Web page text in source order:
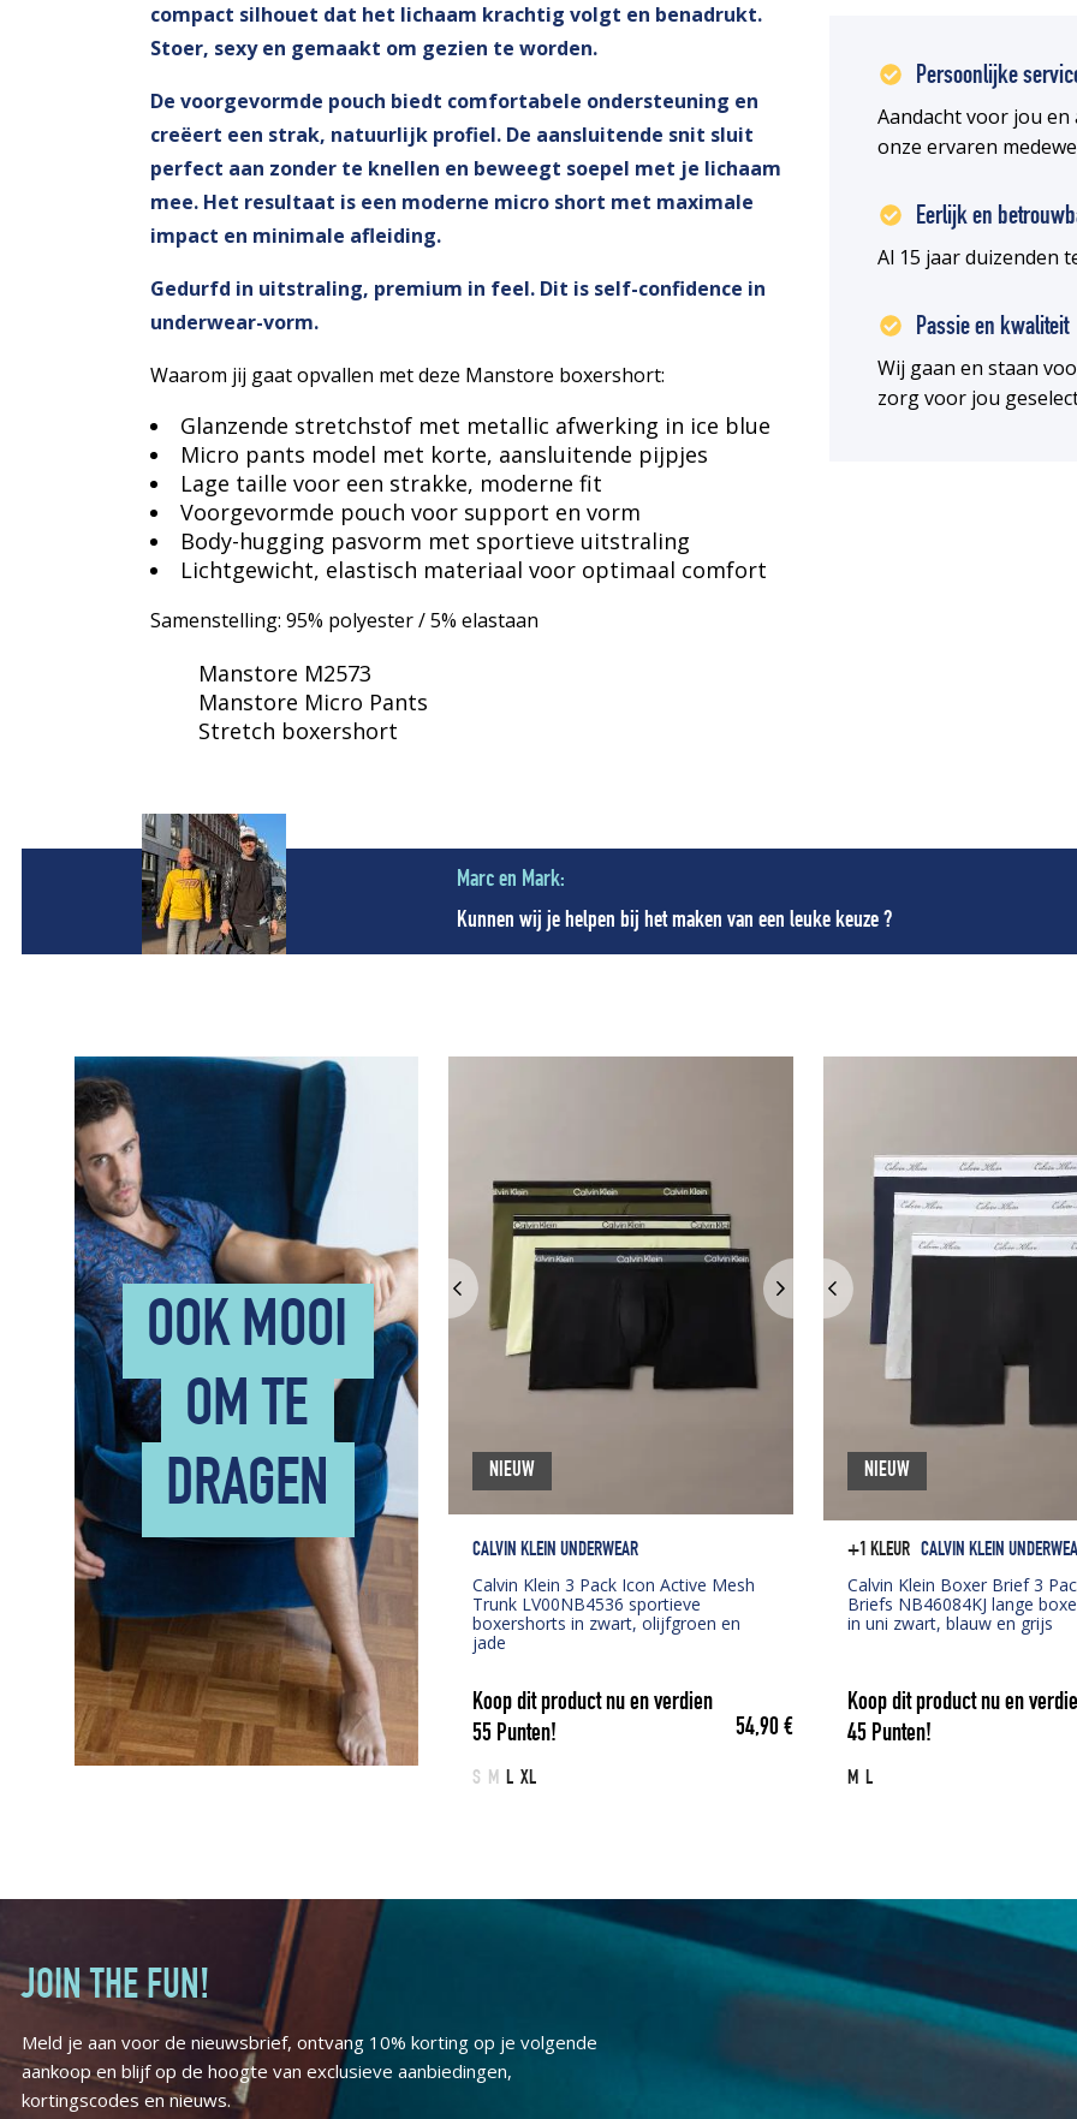
compact silhouet dat het lichaam krachtig volgt en benadrukt.
Stoer, sexy en gemaakt om gezien te worden.
De voorgevormde pouch biedt comfortabele ondersteuning en
creëert een strak, natuurlijk profiel. De aansluitende snit sluit
perfect aan zonder te knellen en beweegt soepel met je lichaam
mee. Het resultaat is een moderne micro short met maximale
impact en minimale afleiding.
Gedurfd in uitstraling, premium in feel. Dit is self-confidence in
underwear-vorm.
Waarom jij gaat opvallen met deze Manstore boxershort:
Glanzende stretchstof met metallic afwerking in ice blue
Micro pants model met korte, aansluitende pijpjes
Lage taille voor een strakke, moderne fit
Voorgevormde pouch voor support en vorm
Body-hugging pasvorm met sportieve uitstraling
Lichtgewicht, elastisch materiaal voor optimaal comfort
Samenstelling: 95% polyester / 5% elastaan
Manstore M2573
Manstore Micro Pants
Stretch boxershort
Persoonlijke
Aandacht voor jou
onze ervaren
Eerlijk en
Al 15 jaar duizenden
Passie en kwaliteit
Wij gaan en staan
zorg voor jou
Marc en Mark:
Kunnen wij je helpen bij het maken van een leuke keuze ?
OOK MOOI
OM TE
DRAGEN
CALVIN KLEIN UNDERWEAR
Calvin Klein 3 Pack Icon Active Mesh
Trunk LV00NB4536 sportieve
boxershorts in zwart, olijfgroen en
jade
Koop dit product nu en verdien
55 Punten! 54,90€
S M L XL
NIEUW
+1 KLEUR CALVIN KLEIN
Calvin Klein Boxer Brief 3
Briefs NB46084KJ lange
in uni zwart, blauw en grijs
Koop dit product nu en
45Punten!
M L
NIEUW
JOIN THE FUN!
Meld je aan voor de nieuwsbrief, ontvang 10% korting op je volgende
aankoop en blijf op de hoogte van exclusieve aanbiedingen,
kortingscodes en nieuws.